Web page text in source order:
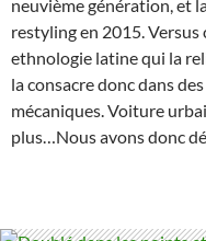
neuvième génération, et
restyling en 2015. Versus
ethnologie latine qui la
la consacre donc dans
mécaniques. Voiture
plus…Nous avons donc